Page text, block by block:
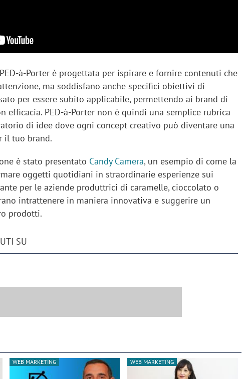
à-Porter è progettata per ispirare e fornire contenuti che
ma soddisfano anche specifici obiettivi di
per essere subito applicabile, permettendo ai brand di
efficacia. PED-à-Porter non è quindi una semplice rubrica
di idee dove ogni concept creativo può diventare una
il tuo brand.
è stato presentato Candy Camera, un esempio di come la
oggetti quotidiani in straordinarie esperienze sui
per le aziende produttrici di caramelle, cioccolato o
intrattenere in maniera innovativa e suggerire un
prodotti.
SU
WEB MARKETING WEB MARKETING